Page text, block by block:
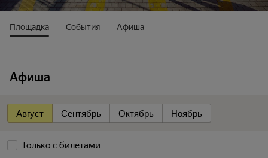
Площадка События Афиша
Афиша
Август Сентябрь Октябрь Ноябрь
Только с билетами